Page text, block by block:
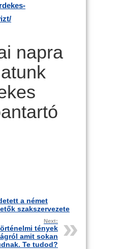
napra
a német
szakszervezete
Next:
tények
amit sokan
Te tudod?